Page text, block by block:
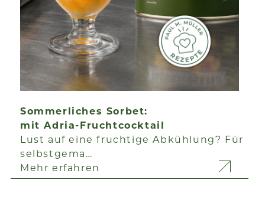
Sommerliches Sorbet:
mit Adria-Fruchtcocktail
Lust auf eine fruchtige Abkühlung? Für
selbstgema…
Mehr erfahren